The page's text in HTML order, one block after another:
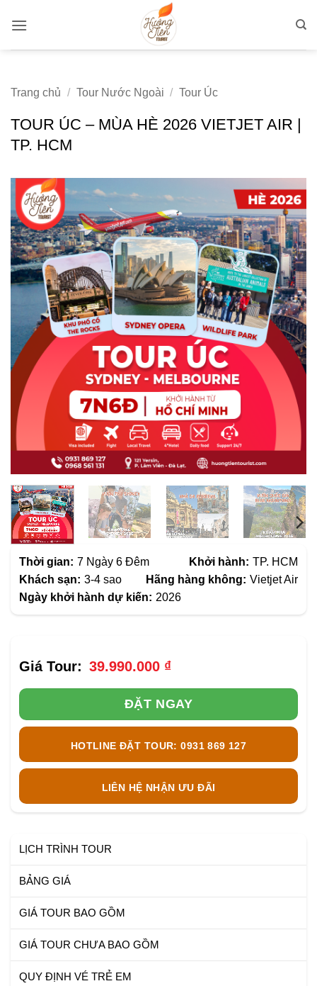
qua
Trang chủ / Tour Nước Ngoài / Tour Úc
TOUR ÚC – MÙA HÈ 2026 VIETJET AIR |
TP. HCM
Thời gian: 7 Ngày 6 Đêm Khởi hành: TP. HCM
Khách sạn: 3-4 sao Hãng hàng không: Vietjet Air
Ngày khởi hành dự kiến: 2026
39.990.000 ₫
ĐẶT NGAY
HOTLINE ĐẶT TOUR: 0931 869 127
LIÊN HỆ NHẬN ƯU ĐÃI
LỊCH TRÌNH TOUR
BẢNG GIÁ
GIÁ TOUR BAO GỒM
GIÁ TOUR CHƯA BAO GỒM
QUY ĐỊNH VÉ TRẺ EM